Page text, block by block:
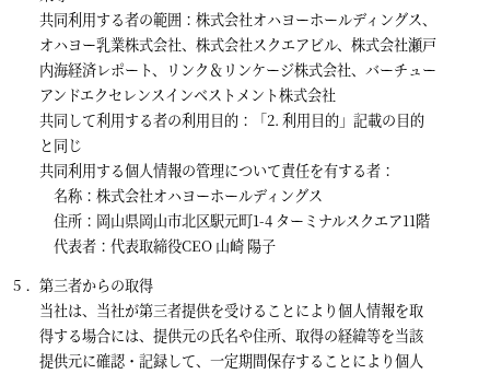
共同利用する者の範囲：株式会社オハヨーホールディングス、
オハヨー乳業株式会社、株式会社スクエアビル、株式会社瀬戸
内海経済レポート、リンク＆リンケージ株式会社、バーチュー
アンドエクセレンスインベストメント株式会社
共同して利用する者の利用目的：「2. 利用目的」記載の目的
と同じ
共同利用する個人情報の管理について責任を有する者：
名称：株式会社オハヨーホールディングス
住所：岡山県岡山市北区駅元町1-4 ターミナルスクエア11階
代表者：代表取締役CEO 山崎 陽子
第三者からの取得
当社は、当社が第三者提供を受けることにより個人情報を取
得する場合には、提供元の氏名や住所、取得の経緯等を当該
提供元に確認・記録して、一定期間保存することにより個人